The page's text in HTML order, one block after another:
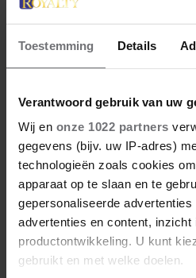
Toestemming Details
Verantwoord gebruik van uw
Wij en onze 1022 partners
gegevens (bijv. uw IP-adres)
technologieën zoals cookies
apparaat op te slaan en te
gepersonaliseerde
advertenties en content, inzicht
productontwikkeling. U kunt
gebruikt en met welke doelen.
28 april 2026
DÍT ZIJN
RESTAURANTS